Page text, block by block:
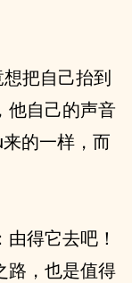
把自己抬到
他自己的声音
的一样，而
得它去吧！
路，也是值得